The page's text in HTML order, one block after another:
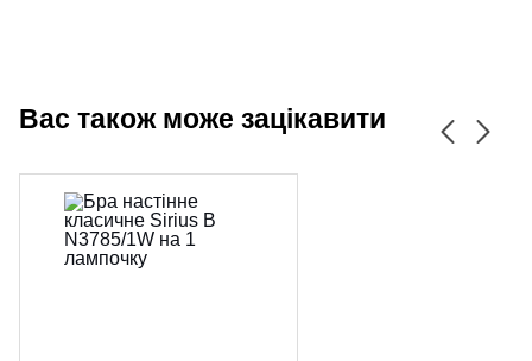
Вас також може зацікавити